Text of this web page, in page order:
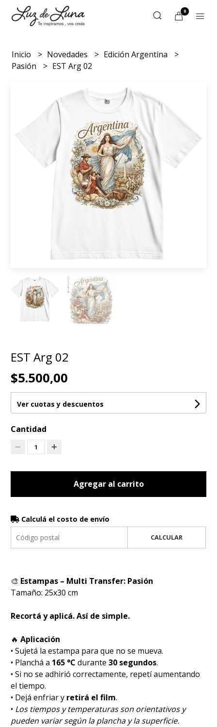
0
Inicio Novedades
Edición Argentina
Pasión
EST Arg 02
EST Arg 02
$5.500,00
Ver cuotas y descuentos
Cantidad
1
Agregar al carrito
Calculá el costo de envío
CALCULAR
🎨 Estampas – Multi Transfer: Pasión
Tamaño: 25x30 cm
Recortá y aplicá. Así de simple.
🔥 Aplicación
• Sujetá la estampa para que no se mueva.
• Planchá a 165 °C durante30 segundos.
• Si no se adhirió correctamente, repetí aumentando
el tiempo.
• Dejá enfriar y retirá el film.
• Los tiempos y temperaturas son orientativos y
pueden variar según la plancha y la superficie.